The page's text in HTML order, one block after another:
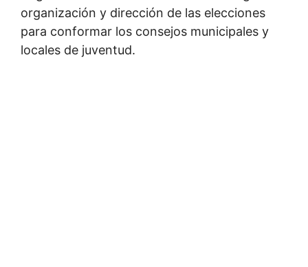
organización y dirección de las elecciones
para conformar los consejos municipales y
locales de juventud.